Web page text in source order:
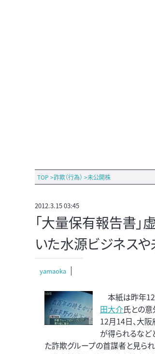
TOP >詐欺（行為） >未公開株
2012.3.15 03:45
「大量保有報告書」
いた水源ビジネス
yamaoka
本紙は昨年12
田大介氏との意
12月14日、大
が得られるなど
た詐欺グループの首謀者と見ら